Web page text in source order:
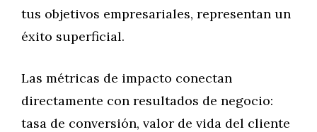
tus objetivos empresariales, representan un
éxito superficial.
Las métricas de impacto conectan
directamente con resultados de negocio:
tasa de conversión, valor de vida del cliente